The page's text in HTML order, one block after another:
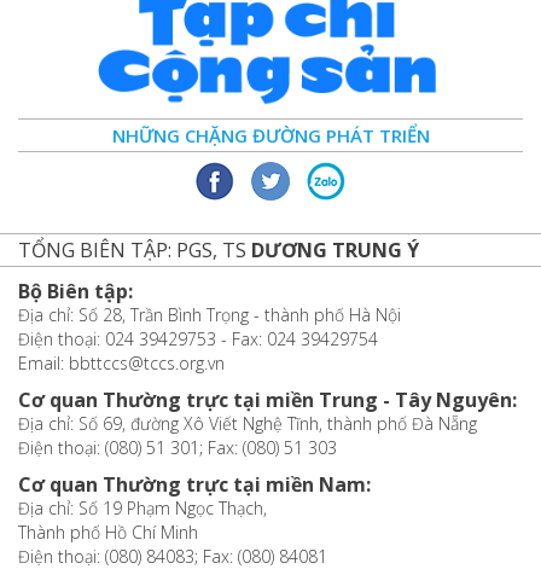
NHỮNG CHẶNG ĐƯỜNG PHÁT TRIỂN
TỔNG BIÊN TẬP: PGS, TS DƯƠNG TRUNG Ý
Bộ Biên tập:
Địa chỉ: Số 28, Trần Bình Trọng - thành phố Hà Nội
Điện thoại: 024 39429753 - Fax: 024 39429754
Email: bbttccs@tccs.org.vn
Cơ quan Thường trực tại miền Trung - Tây Nguyên:
Địa chỉ: Số 69, đường Xô Viết Nghệ Tĩnh, thành phố Đà Nẵng
Điện thoại: (080) 51 301; Fax: (080) 51 303
Cơ quan Thường trực tại miền Nam:
Địa chỉ: Số 19 Phạm Ngọc Thạch,
Thành phố Hồ Chí Minh
Điện thoại: (080) 84083; Fax: (080) 84081